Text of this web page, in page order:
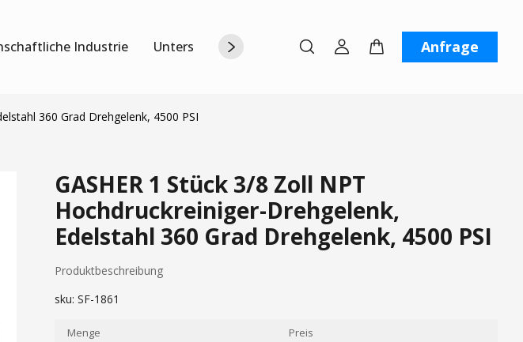
Industrie Unterstützung Über uns Kontaktiere unsAnfrage
360 Grad Drehgelenk, 4500 PSI
GASHER 1 Stück 3/8 Zoll NPT
Hochdruckreiniger-Drehgelenk,
Edelstahl 360 Grad Drehgelenk, 4500 PSI
Produktbeschreibung
sku: SF-1861
Menge Preis